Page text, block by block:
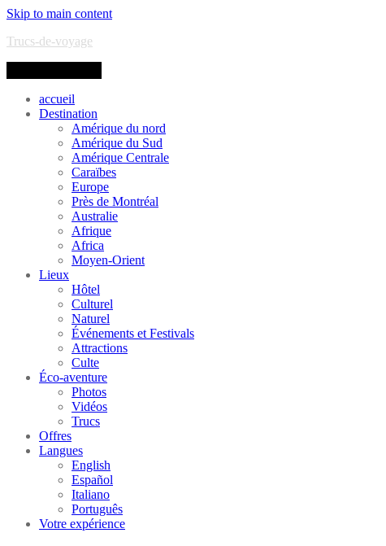
Skip to main content
Trucs-de-voyage
accueil
Destination
Amérique du nord
Amérique du Sud
Amérique Centrale
Caraïbes
Europe
Près de Montréal
Australie
Afrique
Africa
Moyen-Orient
Lieux
Hôtel
Culturel
Naturel
Événements et Festivals
Attractions
Culte
Éco-aventure
Photos
Vidéos
Trucs
Offres
Langues
English
Español
Italiano
Português
Votre expérience